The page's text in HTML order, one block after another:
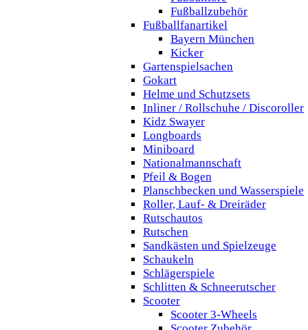
Fußballzubehör
Fußballfanartikel
Bayern München
Kicker
Gartenspielsachen
Gokart
Helme und Schutzsets
Inliner / Rollschuhe / Discoroller
Kidz Swayer
Longboards
Miniboard
Nationalmannschaft
Pfeil & Bogen
Planschbecken und Wasserspiele
Roller, Lauf- & Dreiräder
Rutschautos
Rutschen
Sandkästen und Spielzeuge
Schaukeln
Schlägerspiele
Schlitten & Schneerutscher
Scooter
Scooter 3-Wheels